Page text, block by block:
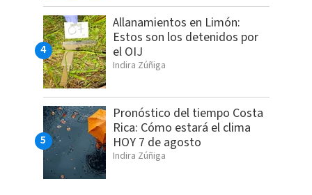
Allanamientos en Limón:
Estos son los detenidos por
el OIJ
Indira Zúñiga
Pronóstico del tiempo Costa
Rica: Cómo estará el clima
HOY 7 de agosto
Indira Zúñiga